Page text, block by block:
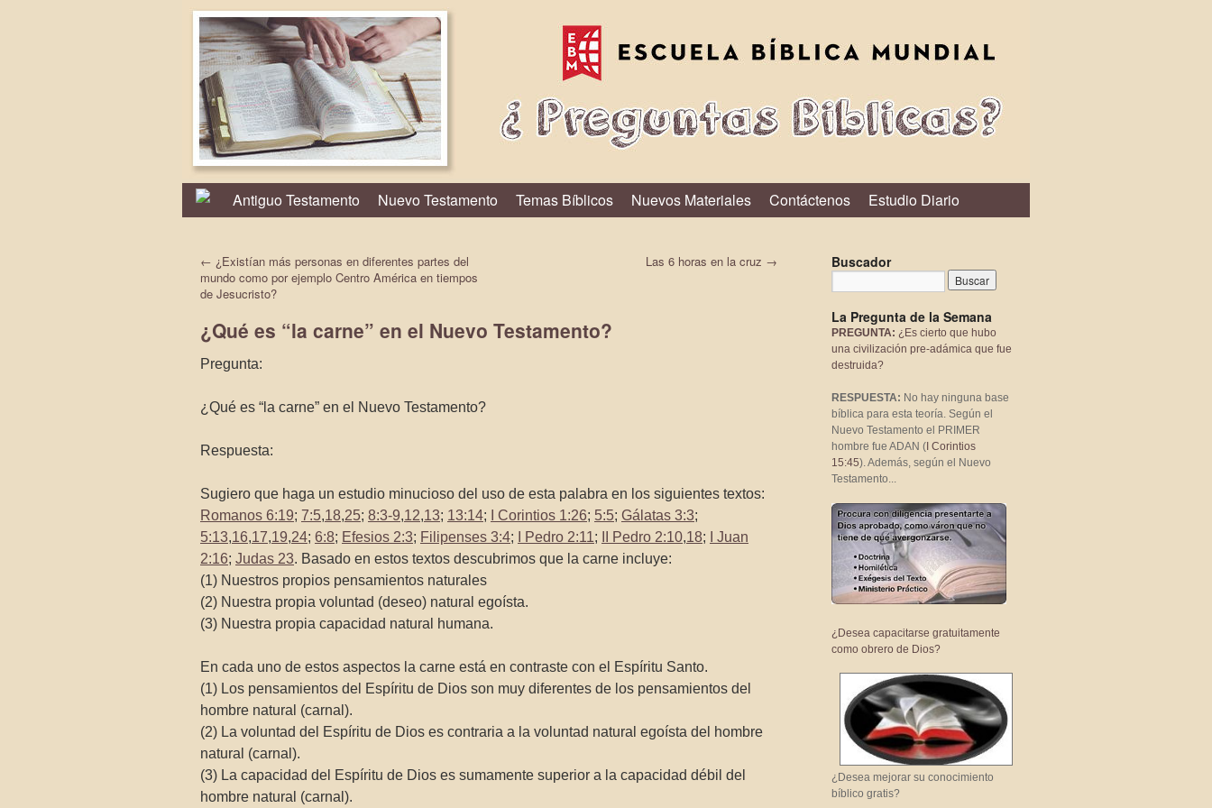
Antiguo Testamento Nuevo Testamento Temas Bíblicos Nuevos Materiales Contáctenos Estudio Diario
← ¿Existían más personas en diferentes partes del
mundo como por ejemplo Centro América en tiempos
de Jesucristo?
Las 6 horas en la cruz →
¿Qué es “la carne” en el Nuevo Testamento?
Pregunta:
¿Qué es “la carne” en el Nuevo Testamento?
Respuesta:
Sugiero que haga un estudio minucioso del uso de esta palabra en los siguientes textos:
Romanos 6:19; 7:5,18,25; 8:3-9,12,13; 13:14; I Corintios 1:26; 5:5; Gálatas 3:3;
5:13,16,17,19,24; 6:8; Efesios 2:3; Filipenses 3:4; I Pedro 2:11; II Pedro 2:10,18;
I Juan
2:16; Judas 23. Basado en estos textos descubrimos que la carne incluye:
(1) Nuestros propios pensamientos naturales
(2) Nuestra propia voluntad (deseo) natural egoísta.
(3) Nuestra propia capacidad natural humana.
En cada uno de estos aspectos la carne está en contraste con el Espíritu Santo.
(1) Los pensamientos del Espíritu de Dios son muy diferentes de los pensamientos del
hombre natural (carnal).
(2) La voluntad del Espíritu de Dios es contraria a la voluntad natural egoísta del hombre
natural (carnal).
(3) La capacidad del Espíritu de Dios es sumamente superior a la capacidad débil del
hombre natural (carnal).
Buscador
La Pregunta de la Semana
PREGUNTA: ¿Es cierto que hubo
una civilización pre-adámica que fue
destruida?
RESPUESTA: No hay ninguna base
bíblica para esta teoría. Según el
Nuevo Testamento el PRIMER
hombre fue ADAN ( I Corintios
15:45). Además, según el Nuevo
Testamento...
¿Desea capacitarse gratuitamente
como obrero de Dios?
¿Desea mejorar su conocimiento
bíblico gratis?